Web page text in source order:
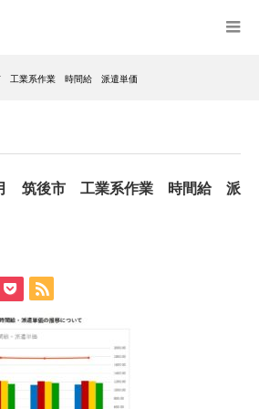
工業系作業 時間給 派遣単価
筑後市 工業系作業 時間給 派